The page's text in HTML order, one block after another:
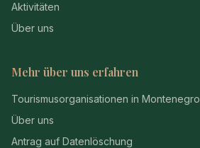
Aktivitäten
Über uns
Mehr über uns erfahren
Tourismusorganisationen in Montenegro
Über uns
Antrag auf Datenlöschung